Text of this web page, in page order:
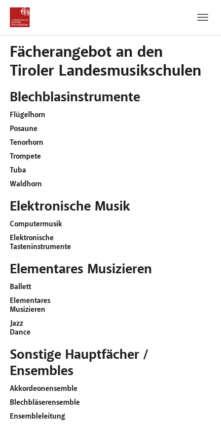
Zum Hauptinhalt
Zum Fußbereich
Fächerangebot an den
Tiroler Landesmusikschulen
Blechblasinstrumente
Flügelhorn
Posaune
Tenorhorn
Trompete
Tuba
Waldhorn
Elektronische Musik
Computermusik
Elektronische
Tasteninstrumente
Elementares Musizieren
Ballett
Elementares
Musizieren
Jazz
Dance
Sonstige Hauptfächer /
Ensembles
Akkordeonensemble
Blechbläserensemble
Ensembleleitung